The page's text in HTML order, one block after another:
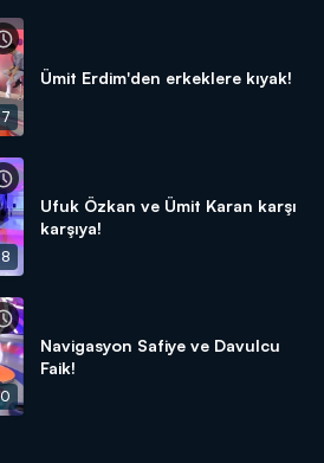
Ümit Erdim'den erkeklere kıyak!
Ufuk Özkan ve Ümit Karan karşı
karşıya!
Navigasyon Safiye ve Davulcu
Faik!